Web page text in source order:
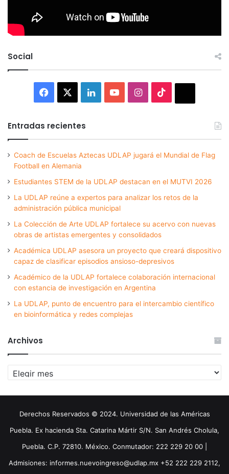
Social
Facebook LinkedInYouTubeInstagram
Entradas recientes
Coach de Escuelas Aztecas UDLAP jugará el Mundial de Flag
Football en Alemania
Estudiantes STEM de la UDLAP destacan en el MUTVI 2026
La UDLAP reúne a expertos para analizar los retos de la
administración pública municipal
La Colección de Arte UDLAP fortalece su acervo con nuevas
obras de artistas emergentes y consolidados
Académica UDLAP asesora un proyecto que creará dispositivo
capaz de clasificar episodios ansioso-depresivos
Académico de la UDLAP fortalece colaboración internacional
con estancia de investigación en Argentina
La UDLAP, punto de encuentro para el intercambio científico
en bioinformática y redes complejas
Archivos
Archivos
Derechos Reservados © 2024. Universidad de las Américas
Puebla. Ex hacienda Sta. Catarina Mártir S/N. San Andrés Cholula,
Puebla. C.P. 72810. México. Conmutador: 222 229 20 00 |
Admisiones: informes.nuevoingreso@udlap.mx +52 222 229 2112,